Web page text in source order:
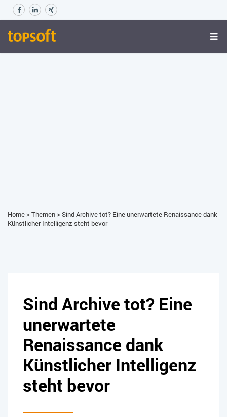
Home>Themen>Sind Archive tot? Eine unerwartete Renaissance dank
Künstlicher Intelligenz steht bevor
Sind Archive tot? Eine
unerwartete
Renaissance dank
Künstlicher Intelligenz
steht bevor